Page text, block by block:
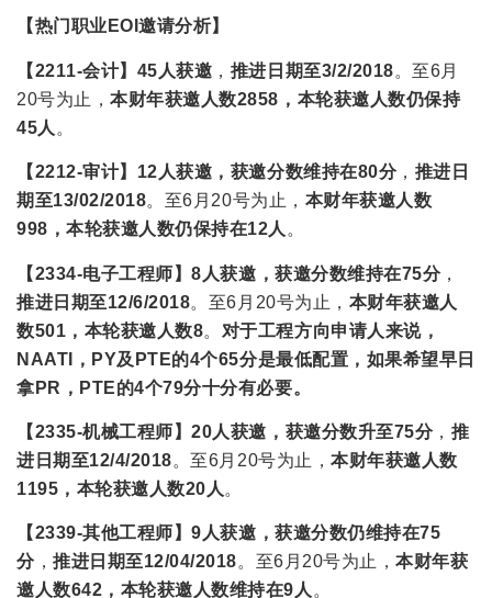
【热门职业EOI邀请分析】
【2211-会计】 45人获邀 ， 推进日期至3/2/2018。至6月
20号为止，本财年获邀人数2858，本轮获邀人数仍保持
45人 。
【2212-审计】 12人获邀 ， 获邀分数维持在80分， 推进日
期至13/02/2018。至6月20号为止， 本财年获邀人数
998，本轮获邀人数仍保持在12人 。
【2334-电子工程师】8人获邀 ，获邀分数维持在75分，
推进日期至12/6/2018。至6月20号为止， 本财年获邀人
数501，本轮获邀人数8。 对于工程方向申请人来说，
NAATI，PY及PTE的4个65分是最低配置，如果希望早日
拿PR，PTE的4个79分十分有必要。
【2335-机械工程师】20人获邀 ， 获邀分数升至75分， 推
进日期至12/4/2018。至6月20号为止，本财年获邀人数
1195，本轮获邀人数20人 。
【2339-其他工程师】9人获邀 ，获邀分数仍维持在75
分，推进日期至12/04/2018。至6月20号为止，本财年获
邀人数642，本轮获邀人数维持在9人 。